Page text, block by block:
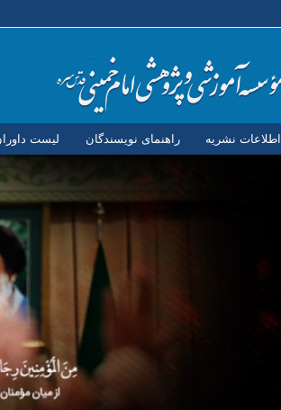
اطلاعات نشریه راهنمای نویسندگان لیست